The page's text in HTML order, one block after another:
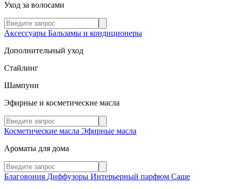
Уход за волосами
Аксессуары Бальзамы и кондиционеры
Дополнительный уход
Стайлинг
Шампуни
Эфирные и косметические масла
Косметические масла Эфирные масла
Ароматы для дома
Благовония Диффузоры Интерьерный парфюм Саше